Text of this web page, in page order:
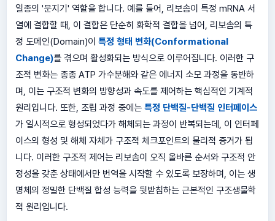
일종의 '문지기' 역할을 합니다. 예를 들어, 리보솜이 특정 mRNA 서
열에 결합할 때, 이 결합은 단순히 화학적 결합을 넘어, 리보솜의 특
정 도메인(Domain)이 특정 형태 변화(Conformational
Change)를 겪으며 활성화되는 방식으로 이루어집니다. 이러한 구
조적 변화는 종종 ATP 가수분해와 같은 에너지 소모 과정을 동반하
며, 이는 구조적 변화의 방향성과 속도를 제어하는 핵심적인 기계적
원리입니다. 또한, 조립 과정 중에는 특정 단백질-단백질 인터페이스
가 일시적으로 형성되었다가 해체되는 과정이 반복되는데, 이 인터페
이스의 형성 및 해체 자체가 구조적 체크포인트의 물리적 증거가 됩
니다. 이러한 구조적 제어는 리보솜이 오직 올바른 순서와 구조적 안
정성을 갖춘 상태에서만 번역을 시작할 수 있도록 보장하며, 이는 생
명체의 정밀한 단백질 합성 능력을 뒷받침하는 근본적인 구조생물학
적 원리입니다.